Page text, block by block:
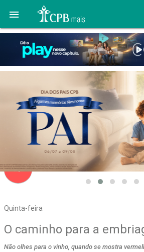

Quinta-feira
navigate_before
O caminho para a
Não olhes para o vinho, quando se mostra